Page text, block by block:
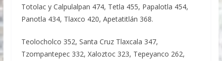
Totolac y Calpulalpan 474, Tetla 455, Papalotla 454,
Panotla 434, Tlaxco 420, Apetatitlán 368.
Teolocholco 352, Santa Cruz Tlaxcala 347,
Tzompantepec 332, Xaloztoc 323, Tepeyanco 262,